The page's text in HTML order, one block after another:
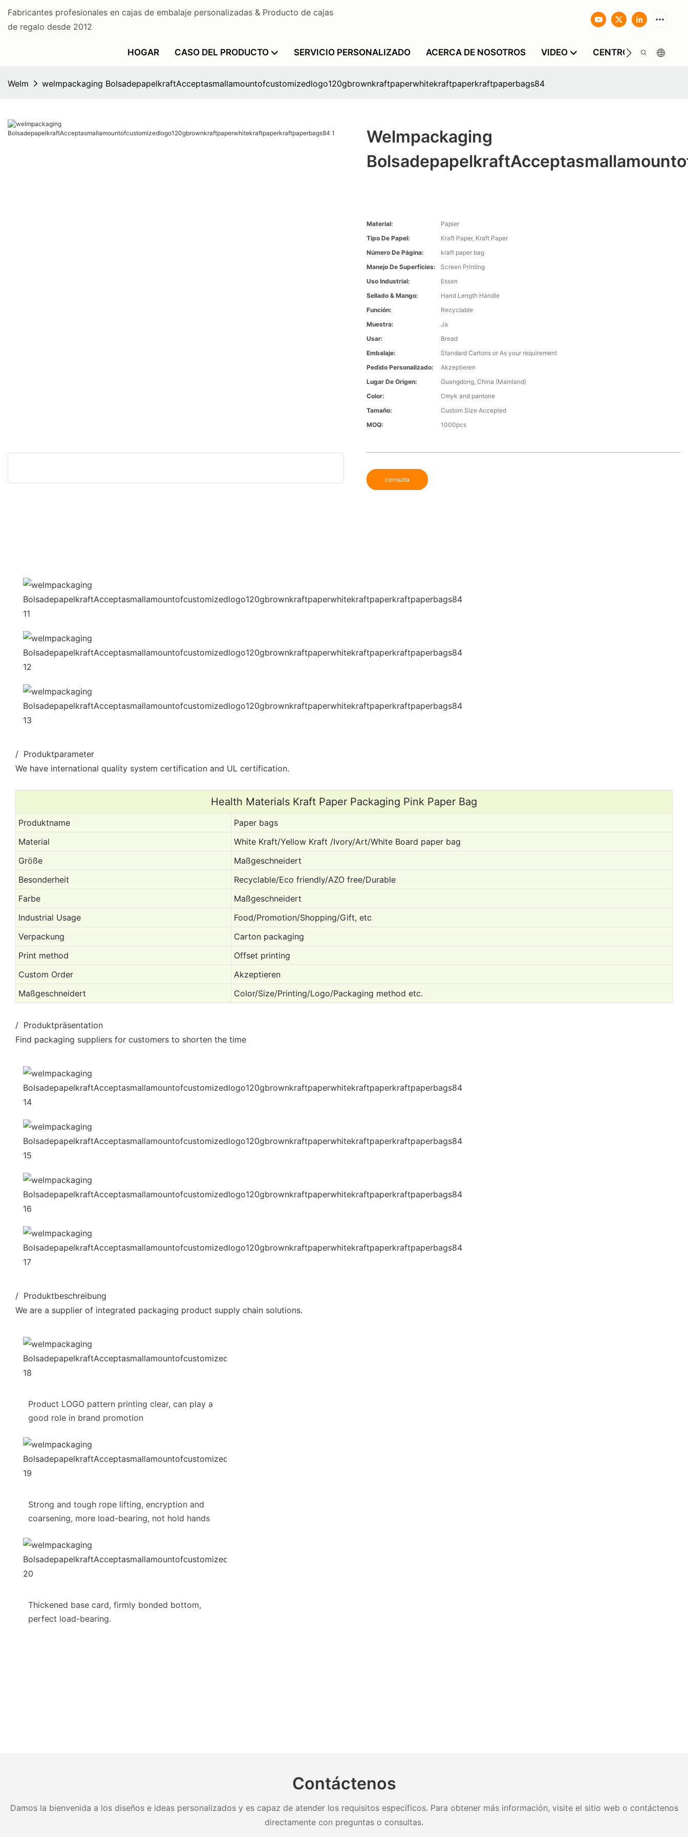
Fabricantes profesionales en cajas de embalaje personalizadas & Producto de cajas
de regalo desde 2012
HOGAR CASO DEL PRODUCTO SERVICIO PERSONALIZADO ACERCA DE NOSOTROS VIDEO CENTRO DE
Welm welmpackaging BolsadepapelkraftAcceptasmallamountofcustomizedlogo120gbrownkraftpaperwhitekraftpaperkraftpaperbags84
Welmpackaging
Material:
Papier
Tipo De Papel:
Kraft Paper, Kraft Paper
Número De Página:
kraft paper bag
Manejo De Superficies:
Screen Printing
Uso Industrial:
Essen
Sellado & Mango:
Hand Length Handle
Función:
Recyclable
Muestra:
Ja
Usar:
Bread
Embalaje:
Standard Cartons or As your requirement
Pedido Personalizado:
Akzeptieren
Lugar De Origen:
Guangdong, China (Mainland)
Color:
Cmyk and pantone
Tamaño:
Custom Size Accepted
MOQ:
1000pcs
consulta
/ Produktparameter
We have international quality system certification and UL certification.
Health Materials Kraft Paper Packaging Pink Paper Bag
Produktname
Paper bags
Material
White Kraft/Yellow Kraft /Ivory/Art/White Board paper bag
Größe
Maßgeschneidert
Besonderheit
Recyclable/Eco friendly/AZO free/Durable
Farbe
Maßgeschneidert
Industrial Usage
Food/Promotion/Shopping/Gift, etc
Verpackung
Carton packaging
Print method
Offset printing
Custom Order
Akzeptieren
Maßgeschneidert
Color/Size/Printing/Logo/Packaging method etc.
/ Produktpräsentation
Find packaging suppliers for customers to shorten the time
/ Produktbeschreibung
We are a supplier of integrated packaging product supply chain solutions.
Product LOGO pattern printing clear, can play a
good role in brand promotion
Strong and tough rope lifting, encryption and
coarsening, more load-bearing, not hold hands
Thickened base card, firmly bonded bottom,
perfect load-bearing.
Contáctenos
Damos la bienvenida a los diseños e ideas personalizados y es capaz de atender los requisitos específicos. Para obtener más información, visite el sitio web o contáctenos
directamente con preguntas o consultas.